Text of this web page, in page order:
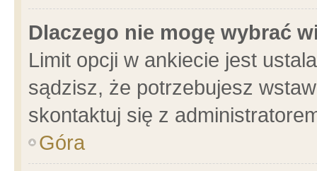
Dlaczego nie mogę wybrać
Limit opcji w ankiecie jest
sądzisz, że potrzebujesz
skontaktuj się z
Góra